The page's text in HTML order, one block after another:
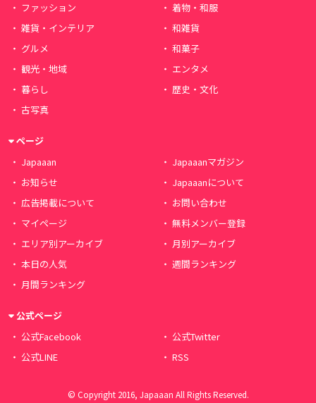
ファッション
着物・和服
雑貨・インテリア
和雑貨
グルメ
和菓子
観光・地域
エンタメ
暮らし
歴史・文化
古写真
ページ
Japaaan
Japaaanマガジン
お知らせ
Japaaanについて
広告掲載について
お問い合わせ
マイページ
無料メンバー登録
エリア別アーカイブ
月別アーカイブ
本日の人気
週間ランキング
月間ランキング
公式ページ
公式Facebook
公式Twitter
公式LINE
RSS
© Copyright 2016, Japaaan All Rights Reserved.